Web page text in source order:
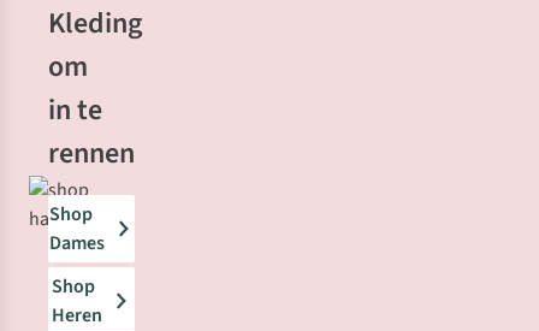
Kleding
om
in te
rennen
Shop
Dames
Shop
Heren